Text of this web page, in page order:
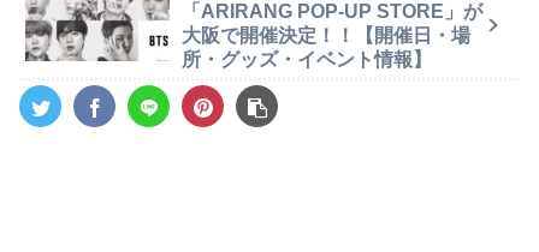
「ARIRANG POP-UP STORE」が
大阪で開催決定！！【開催日・場
所・グッズ・イベント情報】